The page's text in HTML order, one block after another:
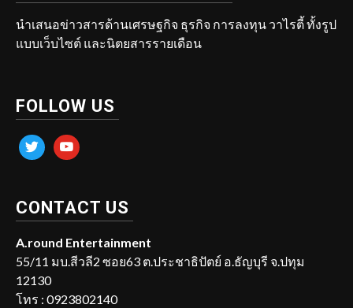
นำเสนอข่าวสารด้านเศรษฐกิจ ธุรกิจ การลงทุน วาไรตี้ ทั้งรูป
แบบเว็บไซต์ และนิตยสารรายเดือน
FOLLOW US
twitter youtube
CONTACT US
A.round Entertainment
55/11 มบ.สีวลี2 ซอย63 ต.ประชาธิปัตย์ อ.ธัญบุรี จ.ปทุม
12130
โทร : 0923802140